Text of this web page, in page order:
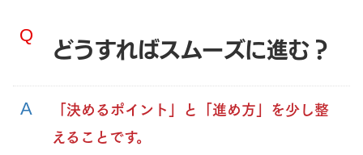
どうすればスムーズに進む？
「決めるポイント」と「進め方」を少し整
えることです。